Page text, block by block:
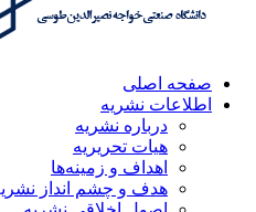
صفحه اصلی
اطلاعات نشریه
درباره نشریه
هیات تحریریه
اهداف و زمینه‌ها
هدف و چشم انداز نشریه